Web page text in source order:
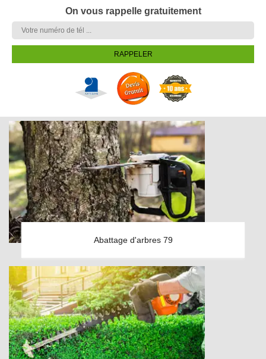
On vous rappelle gratuitement
Abattage d'arbres 79